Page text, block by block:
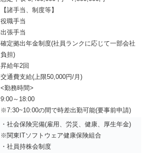
【諸手当、制度等】
役職手当
出張手当
確定拠出年金制度(社員ランクに応じて一部会社
負担)
昇給年2回
交通費支給(上限50,000円/月)
<勤務時間>
9:00～18:00
※7:30~10:00の間で時差出勤可能(要事前申請)
・社会保険完備(雇用、労災、健康、厚生年金)
※関東ITソフトウェア健康保険組合
・社員持株会制度